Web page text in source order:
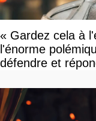
« Gardez cela à
l'énorme
défendre et